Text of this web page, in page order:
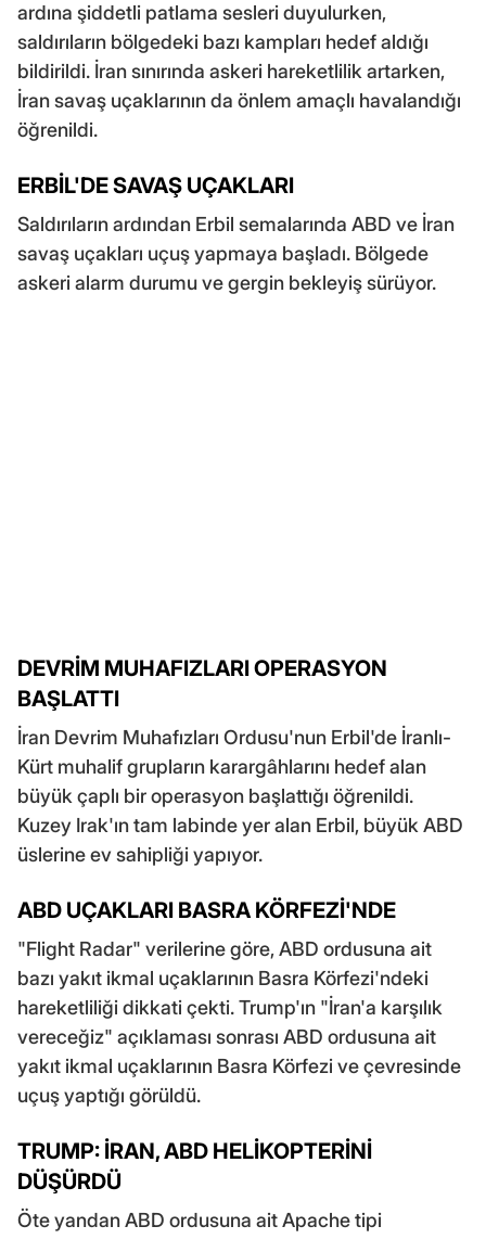
ardına şiddetli patlama sesleri duyulurken,
saldırıların bölgedeki bazı kampları hedef aldığı
bildirildi. İran sınırında askeri hareketlilik artarken,
İran savaş uçaklarının da önlem amaçlı havalandığı
öğrenildi.
ERBİL'DE SAVAŞ UÇAKLARI
Saldırıların ardından Erbil semalarında ABD ve İran
savaş uçakları uçuş yapmaya başladı. Bölgede
askeri alarm durumu ve gergin bekleyiş sürüyor.
DEVRİM MUHAFIZLARI OPERASYON
BAŞLATTI
İran Devrim Muhafızları Ordusu'nun Erbil'de İranlı-
Kürt muhalif grupların karargâhlarını hedef alan
büyük çaplı bir operasyon başlattığı öğrenildi.
Kuzey Irak'ın tam labinde yer alan Erbil, büyük ABD
üslerine ev sahipliği yapıyor.
ABD UÇAKLARI BASRA KÖRFEZİ'NDE
"Flight Radar" verilerine göre, ABD ordusuna ait
bazı yakıt ikmal uçaklarının Basra Körfezi'ndeki
hareketliliği dikkati çekti. Trump'ın "İran'a karşılık
vereceğiz" açıklaması sonrası ABD ordusuna ait
yakıt ikmal uçaklarının Basra Körfezi ve çevresinde
uçuş yaptığı görüldü.
TRUMP: İRAN, ABD HELİKOPTERİNİ
DÜŞÜRDÜ
Öte yandan ABD ordusuna ait Apache tipi